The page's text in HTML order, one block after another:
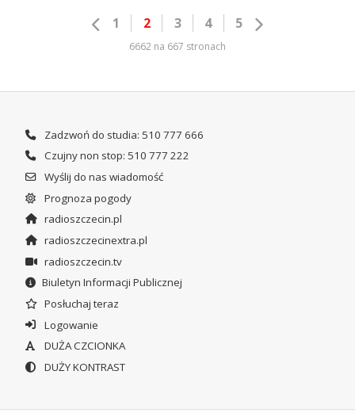
1 2 3 4 5
6662 na 667 stronach
Zadzwoń do studia: 510 777 666
Czujny non stop: 510 777 222
Wyślij do nas wiadomość
Prognoza pogody
radioszczecin.pl
radioszczecinextra.pl
radioszczecin.tv
Biuletyn Informacji Publicznej
Posłuchaj teraz
Logowanie
DUŻA CZCIONKA
DUŻY KONTRAST